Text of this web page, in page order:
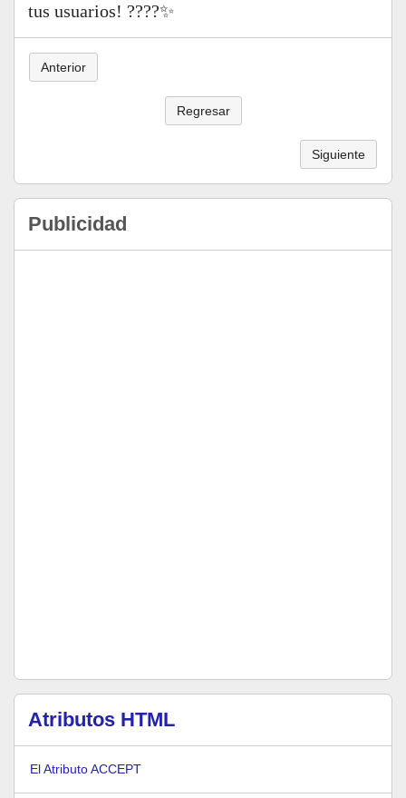
tus usuarios! ????️✨
Anterior
Regresar
Siguiente
Publicidad
Atributos HTML
El Atributo ACCEPT